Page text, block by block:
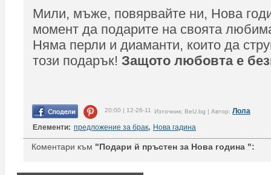
Мили, мъже, повярвайте ни, Нова
момент да подарите на своята
Няма перли и диаманти, които да
този подарък! Защото любовта е
20:00 | 12-26-11 Източник: BeU.bg | Автор: Лола
Елементи: предложение за брак, Нова гадина
Коментари към "Подари й пръстен за Нова година ":